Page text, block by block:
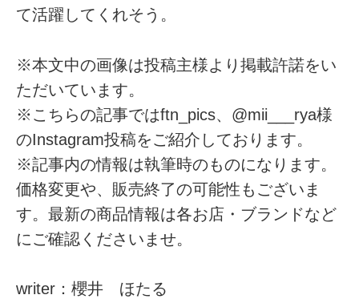
て活躍してくれそう。
※本文中の画像は投稿主様より掲載許諾をい
ただいています。
※こちらの記事ではftn_pics、@mii___rya様
のInstagram投稿をご紹介しております。
※記事内の情報は執筆時のものになります。
価格変更や、販売終了の可能性もございま
す。最新の商品情報は各お店・ブランドなど
にご確認くださいませ。
writer：櫻井 ほたる